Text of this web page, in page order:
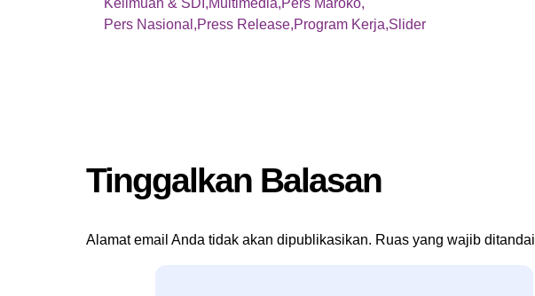
Keilmuan & SDI ,Multimedia,Pers Maroko,
Pers Nasional ,Press Release,Program Kerja,Slider
Tinggalkan Balasan
Alamat email Anda tidak akan dipublikasikan. Ruas yang wajib ditandai